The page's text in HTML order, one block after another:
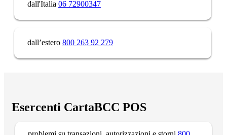
dall'Italia 06 72900347
dall’estero 800 263 92 279
Esercenti CartaBCC POS